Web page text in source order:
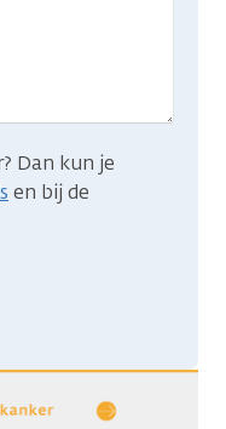
Dan kun je
en bij de